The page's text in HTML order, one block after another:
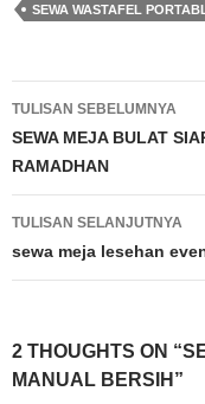
SEWA WASTAFEL
Navigasi
Tulisan
TULISAN SEBELUMNYA
SEWA MEJA BULAT
RAMADHAN
TULISAN SELANJUTNYA
sewa meja lesehan
2 THOUGHTS ON
MANUAL BERSIH”